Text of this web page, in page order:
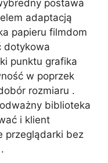
postawa
adaptacją
papieru filmdom
dotykowa
punktu grafika
w poprzek
rozmiaru .
biblioteka
i klient
przeglądarki bez